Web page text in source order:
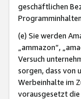
geschäftlichen
(e) Sie werden
„ammazon“,
Versuch
sorgen, dass von
Werbeinhalte im
vorausgesetzt die